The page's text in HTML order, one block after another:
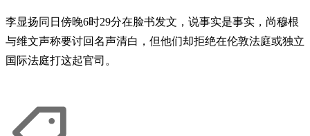
李显扬同日傍晚6时29分在脸书发文，说事实是事实，尚穆根
与维文声称要讨回名声清白，但他们却拒绝在伦敦法庭或独立
国际法庭打这起官司。